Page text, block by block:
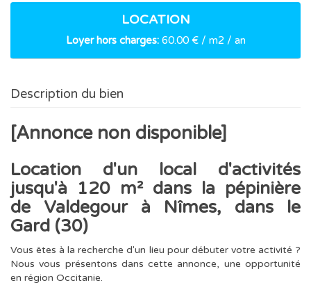
LOCATION
Loyer hors charges:60.00 € / m2 / an
Description du bien
[Annonce non disponible]
Location d'un local d'activités
jusqu'à 120 m² dans la pépinière
de Valdegour à Nîmes, dans le
Gard (30)
Vous êtes à la recherche d'un lieu pour débuter votre activité ?
Nous vous présentons dans cette annonce, une opportunité
en région Occitanie.